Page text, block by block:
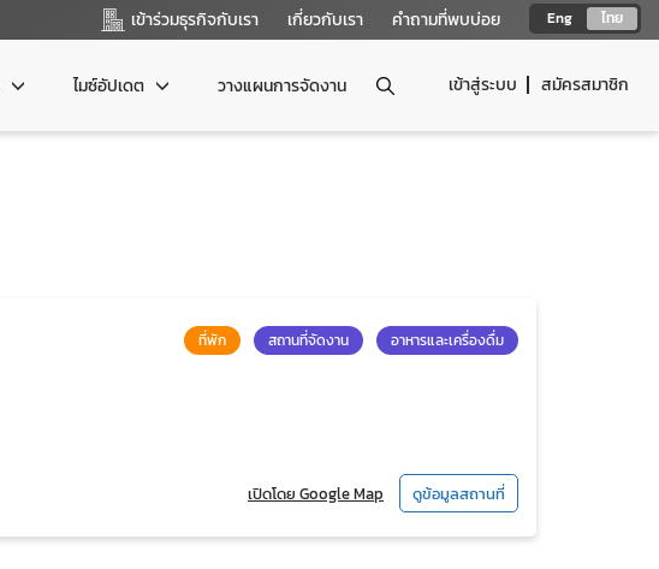
Eng ไทย
เข้าร่วมธุรกิจกับเรา เกี่ยวกับเรา คำถามที่พบบ่อย
เข้าสู่ระบบ สมัครสมาชิก
ไมซ์อัปเดต วางแผนการจัดงาน
ที่พัก สถานที่จัดงาน อาหารและเครื่องดื่ม
เปิดโดย Google Map ดูข้อมูลสถานที่